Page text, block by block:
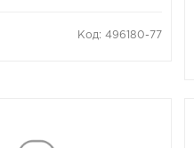
Код: 496180-77